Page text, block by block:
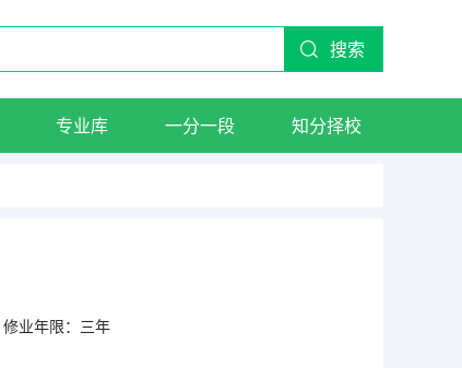
搜索
专业库 一分一段 知分择校
修业年限：三年